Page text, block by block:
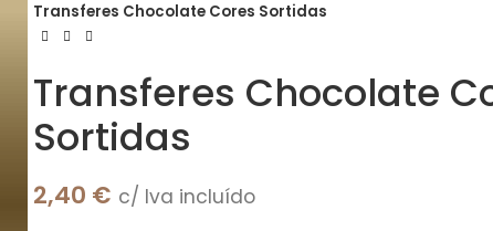
Transferes Chocolate Cores Sortidas
Transferes Chocolate
Sortidas
2,40 € c/ Iva incluído